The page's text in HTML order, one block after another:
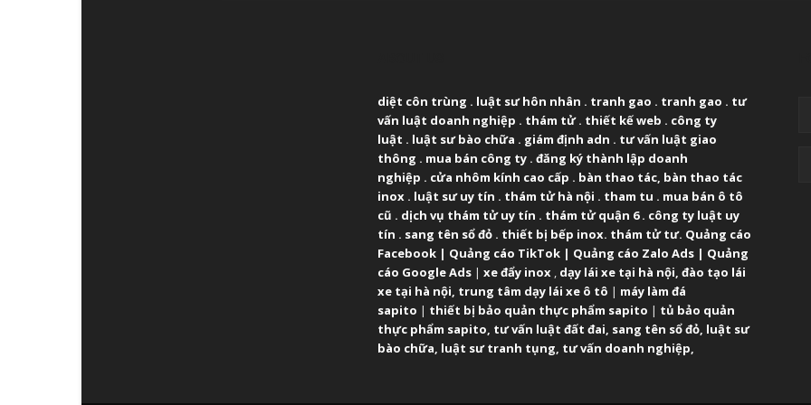
diệt côn trùng . luật sư hôn nhân . tranh gao . tranh gao . tư
vấn luật doanh nghiệp . thám tử. thiết kế web . công ty
luật . luật sư bào chữa . giám định adn . tư vấn luật giao
thông . mua bán công ty . đăng ký thành lập doanh
nghiệp . cửa nhôm kính cao cấp . bàn thao tác, bàn thao tác
inox . luật sư uy tín . thám tử hà nội . tham tu . mua bán ô tô
cũ . dịch vụ thám tử uy tín . thám tử quận 6. công ty luật uy
tín . sang tên sổ đỏ . thiết bị bếp inox. thám tử tư. Quảng cáo
Facebook | Quảng cáo TikTok | Quảng cáo Zalo Ads | Quảng
cáo Google Ads | xe đẩy inox , dạy lái xe tại hà nội, đào tạo lái
xe tại hà nội, trung tâm dạy lái xe ô tô | máy làm đá
sapito | thiết bị bảo quản thực phẩm sapito | tủ bảo quản
thực phẩm sapito, tư vấn luật đất đai, sang tên sổ đỏ, luật sư
bào chữa, luật sư tranh tụng, tư vấn doanh nghiệp,